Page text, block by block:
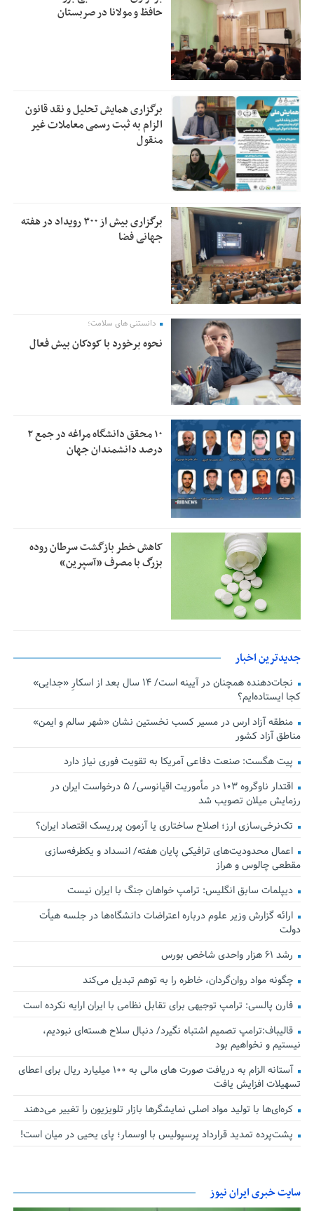
حافظ و مولانا در صربستان
برگزاری همایش تحلیل و نقد قانون
الزام به ثبت رسمی معاملات غیر
منقول
برگزاری بیش از ۳۰۰ رویداد در هفته
جهانی فضا
دانستنی های سلامت؛
نحوه برخورد با کودکان بیش فعال
۱۰ محقق دانشگاه مراغه در جمع ۲
درصد دانشمندان جهان
کاهش خطر بازگشت سرطان روده
بزرگ با مصرف «آسپرین»
جدیدترین اخبار
نجات‌دهنده‌ همچنان در آیینه است/ ۱۴ سال بعد از اسکارِ «جدایی»
کجا ایستاده‌ایم؟
منطقه آزاد ارس در مسیر کسب نخستین نشان «شهر سالم و ایمن»
مناطق آزاد کشور
پیت هگست: صنعت دفاعی آمریکا به تقویت فوری نیاز دارد
اقتدار ناوگروه ۱۰۳ در مأموریت‌ اقیانوسی/ ۵ درخواست ایران در
رزمایش میلان تصویب شد
تک‌نرخی‌سازی ارز؛ اصلاح ساختاری یا آزمون پرریسک اقتصاد ایران؟
اعمال محدودیت‌های ترافیکی پایان هفته/ انسداد و یکطرفه‌سازی
مقطعی چالوس و هراز
دیپلمات سابق انگلیس:‌ ترامپ خواهان جنگ با ایران نیست
ارائه گزارش وزیر علوم درباره اعتراضات دانشگاه‌ها در جلسه هیأت
دولت
رشد ۶۱ هزار واحدی شاخص بورس
چگونه مواد روان‌گردان، خاطره را به توهم تبدیل می‌کند
فارن پالسی: ترامپ توجیهی برای تقابل نظامی با ایران ارایه نکرده است
قالیباف:ترامپ تصمیم اشتباه نگیرد/ دنبال سلاح هسته‌ای نبودیم،
نیستیم و نخواهیم بود
آستانه الزام به دریافت صورت های مالی به ۱۰۰ میلیارد ریال برای اعطای
تسهیلات افزایش یافت
کره‌ای‌ها با تولید مواد اصلی نمایشگرها بازار تلویزیون را تغییر می‌دهند
پشت‌پرده تمدید قرارداد پرسپولیس با اوسمار؛ پای یحیی در میان است!
سایت خبری ایران نیوز